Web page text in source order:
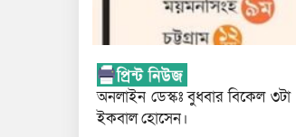
অনলাইন ডেস্কঃ বুধবার বিকেল
ইকবাল হোসেন।